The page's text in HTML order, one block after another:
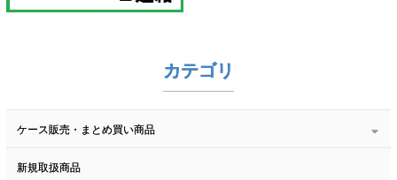
カテゴリ
ケース販売・まとめ買い商品
新規取扱商品